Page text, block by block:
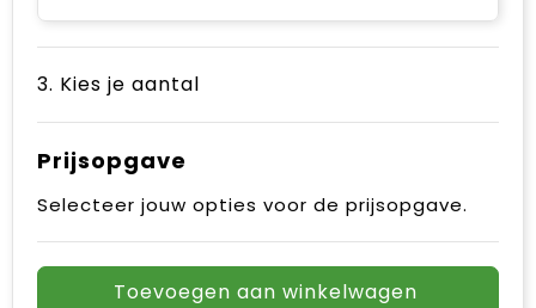
3. Kies je aantal
Prijsopgave
Selecteer jouw opties voor de prijsopgave.
Toevoegen aan winkelwagen